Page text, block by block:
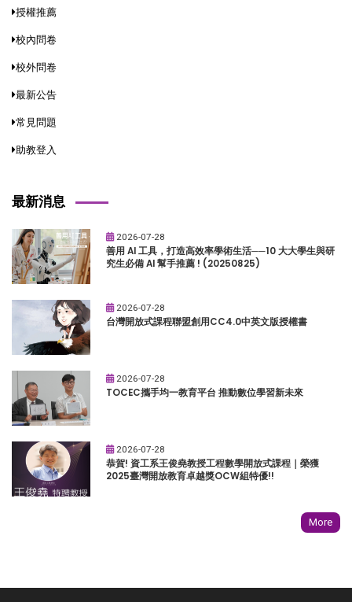
授權推薦
校內問卷
校外問卷
最新公告
常見問題
助教登入
最新消息
2026-07-28
善用 AI 工具，打造高效率學術生活──10 大大學生與研
究生必備 AI 幫手推薦 ! (20250825)
2026-07-28
台灣開放式課程聯盟創用CC4.0中英文版授權書
2026-07-28
TOCEC攜手均一教育平台 推動數位學習新未來
2026-07-28
恭賀! 資工系王俊堯教授工程數學開放式課程｜榮獲
2025臺灣開放教育卓越獎OCW組特優!!
More